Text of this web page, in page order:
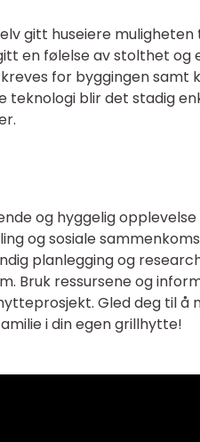
gitt huseiere
en følelse av stolthet og
for byggingen samt
teknologi blir det stadig
og hyggelig
og sosiale
planlegging og
Bruk ressursene og
Gled deg til å
i din egen grillhytte!